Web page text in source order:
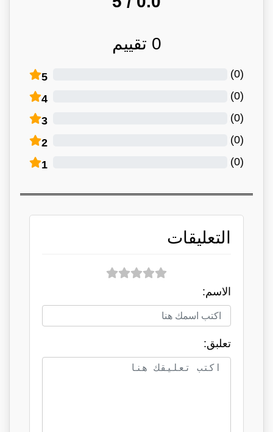
0 تقييم
5 (
0
)
4 (
0
)
3 (
0
)
2 (
0
)
1 (
0
)
التعليقات
الاسم:
تعلبق: